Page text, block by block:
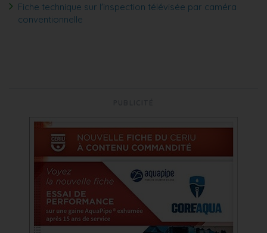
Fiche technique sur l'inspection télévisée par caméra
conventionnelle